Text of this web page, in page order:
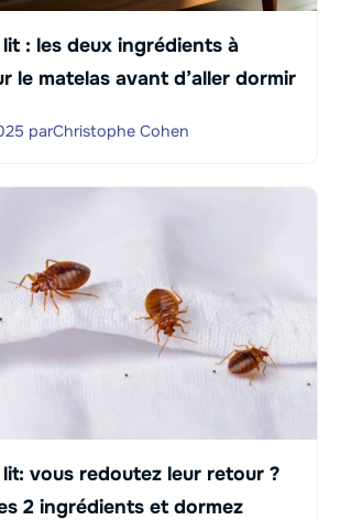
lit : les deux ingrédients à
le matelas avant d’aller dormir
parChristophe Cohen
lit: vous redoutez leur retour ?
2 ingrédients et dormez